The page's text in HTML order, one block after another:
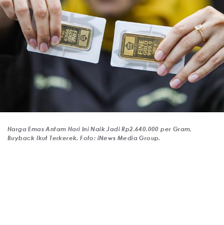
Harga Emas Antam Hari Ini Naik Jadi Rp2.640.000 per Gram,
Buyback Ikut Terkerek. Foto: iNews Media Group.